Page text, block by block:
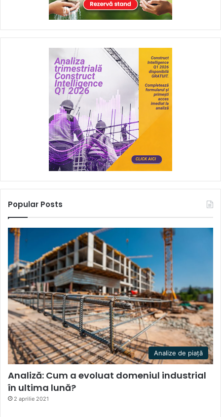
Popular Posts
Analize de piață
Analiză: Cum a evoluat domeniul industrial
în ultima lună?
2 aprilie 2021